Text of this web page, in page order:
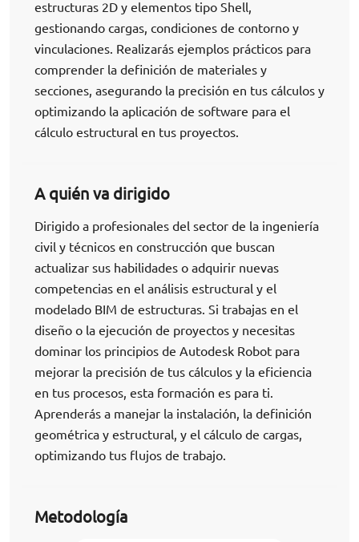
estructuras 2D y elementos tipo Shell,
gestionando cargas, condiciones de contorno y
vinculaciones. Realizarás ejemplos prácticos para
comprender la definición de materiales y
secciones, asegurando la precisión en tus cálculos y
optimizando la aplicación de software para el
cálculo estructural en tus proyectos.
A quién va dirigido
Dirigido a profesionales del sector de la ingeniería
civil y técnicos en construcción que buscan
actualizar sus habilidades o adquirir nuevas
competencias en el análisis estructural y el
modelado BIM de estructuras. Si trabajas en el
diseño o la ejecución de proyectos y necesitas
dominar los principios de Autodesk Robot para
mejorar la precisión de tus cálculos y la eficiencia
en tus procesos, esta formación es para ti.
Aprenderás a manejar la instalación, la definición
geométrica y estructural, y el cálculo de cargas,
optimizando tus flujos de trabajo.
Metodología